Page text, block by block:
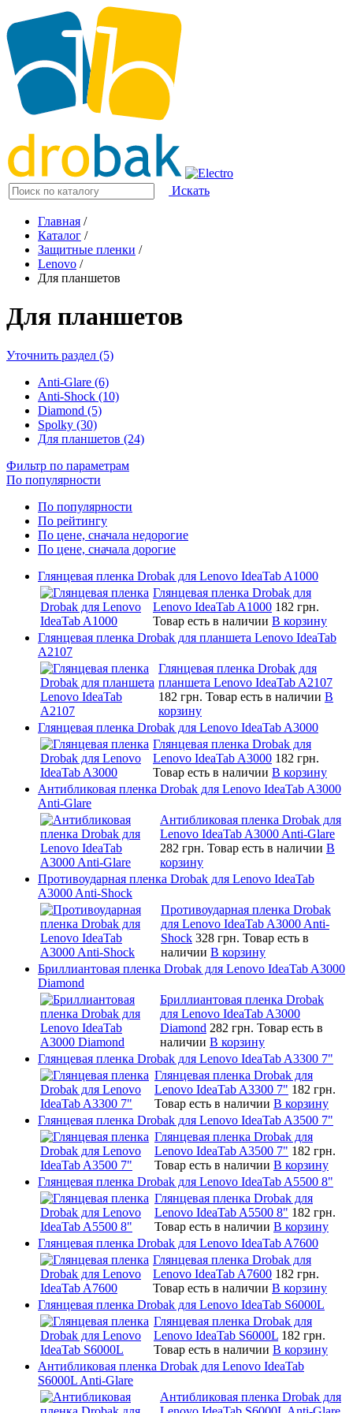
Искать
Главная /
Каталог /
Защитные пленки /
Lenovo /
Для планшетов
Для планшетов
Уточнить раздел (5)
Anti-Glare (6)
Anti-Shock (10)
Diamond (5)
Spolky (30)
Для планшетов (24)
Фильтр по параметрам
По популярности
По популярности
По рейтингу
По цене, сначала недорогие
По цене, сначала дорогие
Глянцевая пленка Drobak для Lenovo IdeaTab A1000
Глянцевая пленка Drobak для
Lenovo IdeaTab A1000 182 грн.
Товар есть в наличии В корзину
Глянцевая пленка Drobak для планшета Lenovo IdeaTab
A2107
Глянцевая пленка Drobak для
планшета Lenovo IdeaTab A2107
182 грн. Товар есть в наличии В
корзину
Глянцевая пленка Drobak для Lenovo IdeaTab A3000
Глянцевая пленка Drobak для
Lenovo IdeaTab A3000 182 грн.
Товар есть в наличии В корзину
Антибликовая пленка Drobak для Lenovo IdeaTab A3000
Anti-Glare
Антибликовая пленка Drobak для
Lenovo IdeaTab A3000 Anti-Glare
282 грн. Товар есть в наличии В
корзину
Противоударная пленка Drobak для Lenovo IdeaTab
A3000 Anti-Shock
Противоударная пленка Drobak
для Lenovo IdeaTab A3000 Anti-
Shock 328 грн. Товар есть в
наличии В корзину
Бриллиантовая пленка Drobak для Lenovo IdeaTab A3000
Diamond
Бриллиантовая пленка Drobak
для Lenovo IdeaTab A3000
Diamond 282 грн. Товар есть в
наличии В корзину
Глянцевая пленка Drobak для Lenovo IdeaTab A3300 7"
Глянцевая пленка Drobak для
Lenovo IdeaTab A3300 7" 182 грн.
Товар есть в наличии В корзину
Глянцевая пленка Drobak для Lenovo IdeaTab A3500 7"
Глянцевая пленка Drobak для
Lenovo IdeaTab A3500 7" 182 грн.
Товар есть в наличии В корзину
Глянцевая пленка Drobak для Lenovo IdeaTab A5500 8"
Глянцевая пленка Drobak для
Lenovo IdeaTab A5500 8" 182 грн.
Товар есть в наличии В корзину
Глянцевая пленка Drobak для Lenovo IdeaTab A7600
Глянцевая пленка Drobak для
Lenovo IdeaTab A7600 182 грн.
Товар есть в наличии В корзину
Глянцевая пленка Drobak для Lenovo IdeaTab S6000L
Глянцевая пленка Drobak для
Lenovo IdeaTab S6000L 182 грн.
Товар есть в наличии В корзину
Антибликовая пленка Drobak для Lenovo IdeaTab
S6000L Anti-Glare
Антибликовая пленка Drobak для